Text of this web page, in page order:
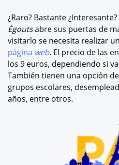
¿Raro? Bastante
Égoutsabre sus puertas de
visitarlo se necesita realizar
página web. El precio de las
los 9 euros, dependiendo si
También tienen una opción
grupos escolares,
años, entre otros.